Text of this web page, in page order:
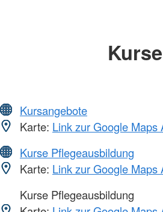
Kurse
Kursangebote
Karte: Link zur Google Maps
Kurse Pflegeausbildung
Karte: Link zur Google Maps
Kurse Pflegeausbildung